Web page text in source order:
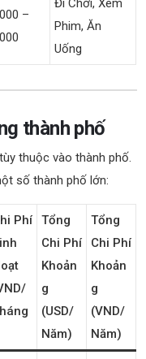
–
Đi Chơi, Xem
Phim, Ăn
Uống
thành phố
thuộc vào thành phố.
số thành phố lớn:
Phí
Tổng
Chi Phí
Khoản
G
(USD/
Năm)
Tổng
Chi Phí
Khoản
G
(VND/
Năm)